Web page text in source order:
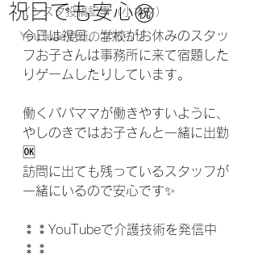
インスタ投稿記事（小ネタ）
YouTube更新のお知らせ
祝日でも安心㊗️
今日は祝日、学校がお休みのスタッ
フお子さんは事務所に来て宿題した
りゲームしたりしています。
働くパパママが働きやすいように、
やしのきではお子さんと一緒に出勤
🆗
訪問に出ても残っているスタッフが
一緒にいるので安心です✨
⁑⁑YouTubeで介護技術を発信中
⁑⁑